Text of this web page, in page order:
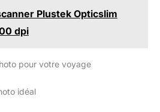
Plustek Opticslim
dpi
pour votre voyage
idéal